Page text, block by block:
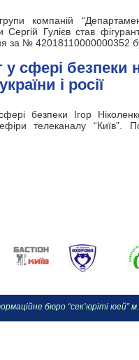
компаній
Сергій Гулієв став
за № 42018110000000352
у сфері безпеки
і росії
безпеки Ігор
телеканалу “Київ”.
бюро “сек’юріті юей” м.